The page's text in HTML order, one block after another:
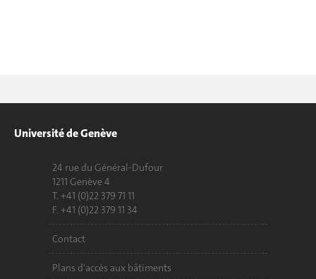
Université de Genève
24 rue du Général-Dufour
1211 Genève 4
T. +41 (0)22 379 71 11
F. +41 (0)22 379 11 34
Contact
Plans d'accès aux bâtiments